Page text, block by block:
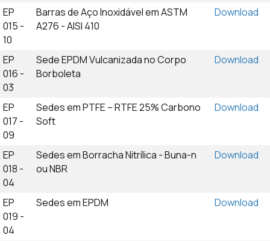
EP
015 -
10
Barras de Aço Inoxidável em ASTM
A276 - AISI 410
Download
EP
016 -
03
Sede EPDM Vulcanizada no Corpo
Borboleta
Download
EP
017 -
09
Sedes em PTFE – RTFE 25% Carbono
Soft
Download
EP
018 -
04
Sedes em Borracha Nitrílica - Buna-n
ou NBR
Download
EP
019 -
04
Sedes em EPDM Download